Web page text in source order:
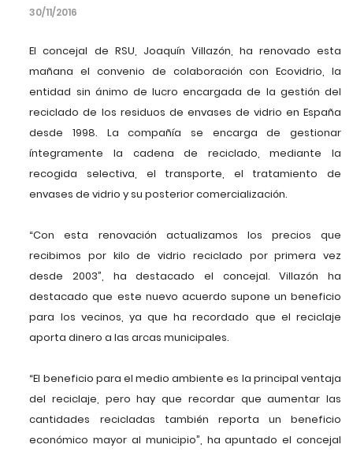
30/11/2016
El concejal de RSU, Joaquín Villazón, ha renovado esta
mañana el convenio de colaboración con Ecovidrio, la
entidad sin ánimo de lucro encargada de la gestión del
reciclado de los residuos de envases de vidrio en España
desde 1998. La compañía se encarga de gestionar
íntegramente la cadena de reciclado, mediante la
recogida selectiva, el transporte, el tratamiento de
envases de vidrio y su posterior comercialización.
“Con esta renovación actualizamos los precios que
recibimos por kilo de vidrio reciclado por primera vez
desde 2003”, ha destacado el concejal. Villazón ha
destacado que este nuevo acuerdo supone un beneficio
para los vecinos, ya que ha recordado que el reciclaje
aporta dinero a las arcas municipales.
“El beneficio para el medio ambiente es la principal ventaja
del reciclaje, pero hay que recordar que aumentar las
cantidades recicladas también reporta un beneficio
económico mayor al municipio”, ha apuntado el concejal